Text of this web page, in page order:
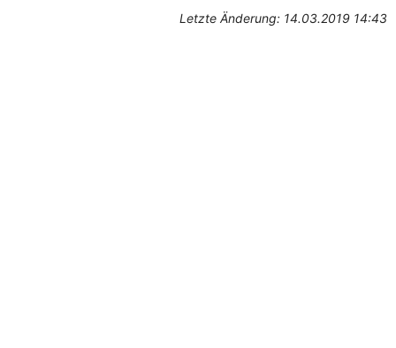
Letzte Änderung: 14.03.2019 14:43